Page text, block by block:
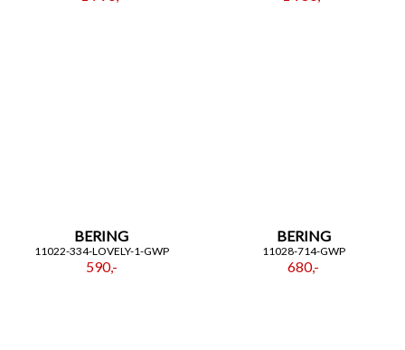
BERING
11022-334-LOVELY-1-GWP
590,-
BERING
11028-714-GWP
680,-